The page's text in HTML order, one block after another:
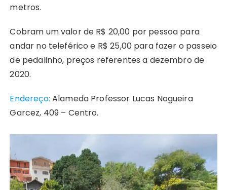
metros.
Cobram um valor de R$ 20,00 por pessoa para
andar no teleférico e R$ 25,00 para fazer o passeio
de pedalinho, preços referentes a dezembro de
2020.
Endereço: Alameda Professor Lucas Nogueira
Garcez, 409 – Centro.